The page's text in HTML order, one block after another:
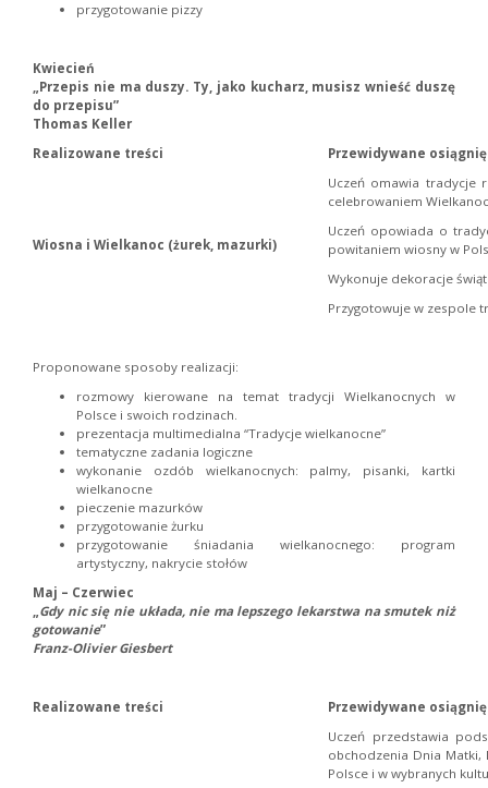
przygotowanie pizzy
Kwiecień
„Przepis nie ma duszy. Ty, jako kucharz, musisz wnieść duszę
do przepisu”
Thomas Keller
Realizowane treści
Przewidywane
Wiosna i Wielkanoc (żurek, mazurki)
Uczeń omawia tradycje
celebrowaniem
Uczeń opowiada o
powitaniem wiosny w
Wykonuje dekoracje
Przygotowuje w zespole
Proponowane sposoby realizacji:
rozmowy kierowane na temat tradycji Wielkanocnych w
Polsce i swoich rodzinach.
prezentacja multimedialna “Tradycje wielkanocne”
tematyczne zadania logiczne
wykonanie ozdób wielkanocnych: palmy, pisanki, kartki
wielkanocne
pieczenie mazurków
przygotowanie żurku
przygotowanie śniadania wielkanocnego: program
artystyczny, nakrycie stołów
Maj – Czerwiec
„Gdy nic się nie układa, nie ma lepszego lekarstwa na smutek niż
gotowanie”
Franz-Olivier Giesbert
Realizowane treści Przewidywane
Uczeń przedstawia
obchodzenia Dnia
Polsce i w wybranych